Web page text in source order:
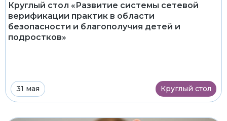
Круглый стол «Развитие системы сетевой
верификации практик в области
безопасности и благополучия детей и
подростков»
31 мая Круглый стол